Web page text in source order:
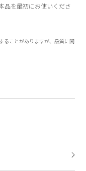
品を最初にお使いくださ
ることがありますが、品質に問